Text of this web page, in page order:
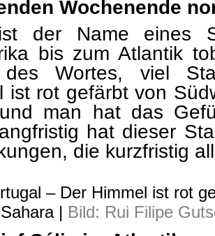
der Name eines
bis zum Atlantik
Wortes, viel
ist rot gefärbt von
man hat das
hat dieser
die kurzfristig
Sahara |Bild: Rui Filipe
Célia im Atlantik